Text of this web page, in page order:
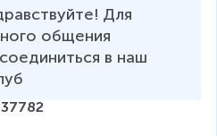
Для
общения
в наш